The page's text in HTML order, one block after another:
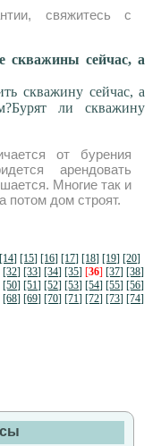
свяжитесь с
скважины сейчас, а
скважину сейчас, а
ли скважину
от бурения
арендовать
Многие так и
потом дом строят.
[14] [15] [16] [17] [18] [19] [20]
[32] [33] [34] [35] [36] [37] [38]
[50] [51] [52] [53] [54] [55] [56]
[68] [69] [70] [71] [72] [73] [74]